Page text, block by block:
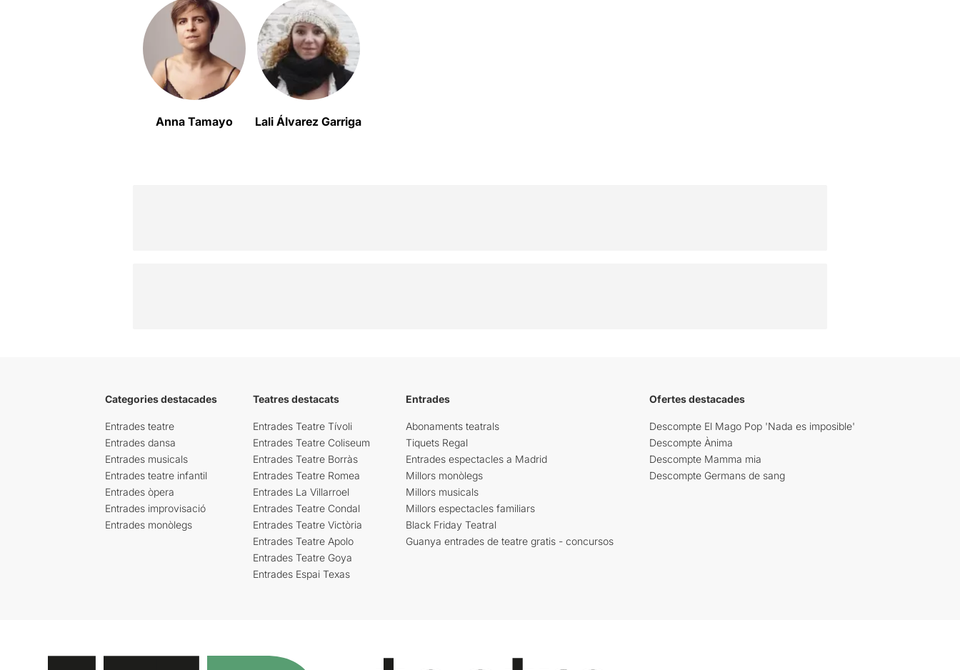
Anna Tamayo Lali Álvarez Garriga
Categories destacades
Entrades teatre
Entrades dansa
Entrades musicals
Entrades teatre infantil
Entrades òpera
Entrades improvisació
Entrades monòlegs
Teatres destacats
Entrades Teatre Tívoli
Entrades Teatre Coliseum
Entrades Teatre Borràs
Entrades Teatre Romea
Entrades La Villarroel
Entrades Teatre Condal
Entrades Teatre Victòria
Entrades Teatre Apolo
Entrades Teatre Goya
Entrades Espai Texas
Entrades
Abonaments teatrals
Tiquets Regal
Entrades espectacles a Madrid
Millors monòlegs
Millors musicals
Millors espectacles familiars
Black Friday Teatral
Guanya entrades de teatre gratis - concursos
Ofertes destacades
Descompte El Mago Pop 'Nada es imposible'
Descompte Ànima
Descompte Mamma mia
Descompte Germans de sang